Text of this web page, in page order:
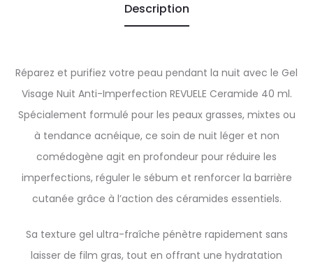
Description
Réparez et purifiez votre peau pendant la nuit avec le Gel
Visage Nuit Anti-Imperfection REVUELE Ceramide 40 ml.
Spécialement formulé pour les peaux grasses, mixtes ou
à tendance acnéique, ce soin de nuit léger et non
comédogène agit en profondeur pour réduire les
imperfections, réguler le sébum et renforcer la barrière
cutanée grâce à l’action des céramides essentiels.
Sa texture gel ultra-fraîche pénètre rapidement sans
laisser de film gras, tout en offrant une hydratation